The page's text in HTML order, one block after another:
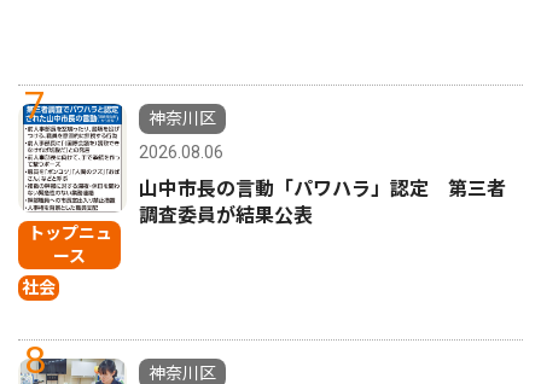
7
トップニュ
ース
社会
神奈川区
2026.08.06
山中市長の言動「パワハラ」認定 第三者
調査委員が結果公表
8
神奈川区